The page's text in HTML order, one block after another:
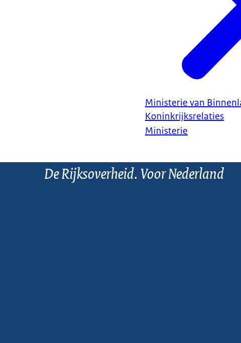
Ministerie van
Koninkrijksrelaties
Ministerie
De Rijksoverheid. Voor Nederland